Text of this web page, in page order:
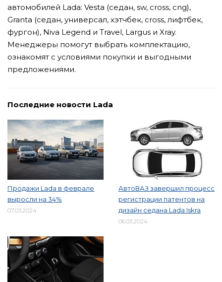
автомобилей Lada: Vesta (седан, sw, cross, cng),
Granta (седан, универсал, хэтчбек, cross, лифтбек,
фургон), Niva Legend и Travel, Largus и Xray.
Менеджеры помогут выбрать комплектацию,
ознакомят с условиями покупки и выгодными
предложениями.
Последние новости Lada
Продажи Lada в феврале
выросли на 34%
07.03.2024
АвтоВАЗ завершил процесс
регистрации патентов на
дизайн седана Lada Iskra
06.03.2024